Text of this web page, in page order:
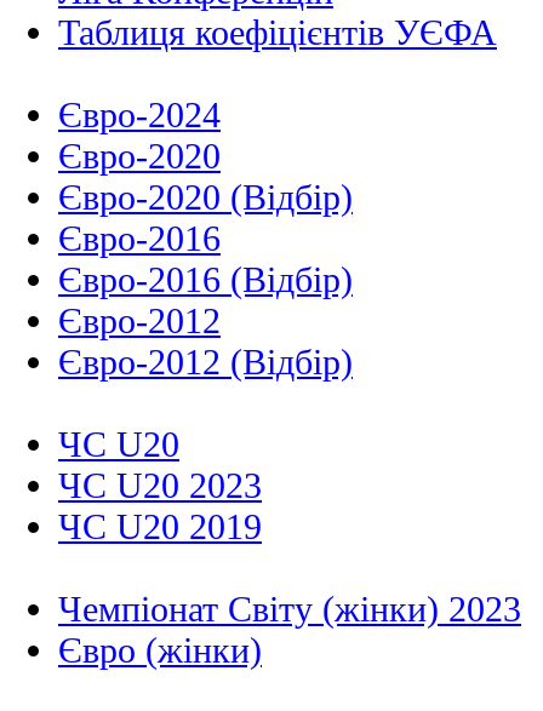
Таблиця коефіцієнтів УЄФА
Євро-2024
Євро-2020
Євро-2020 (Відбір)
Євро-2016
Євро-2016 (Відбір)
Євро-2012
Євро-2012 (Відбір)
ЧС U20
ЧС U20 2023
ЧС U20 2019
Чемпіонат Світу (жінки) 2023
Євро (жінки)